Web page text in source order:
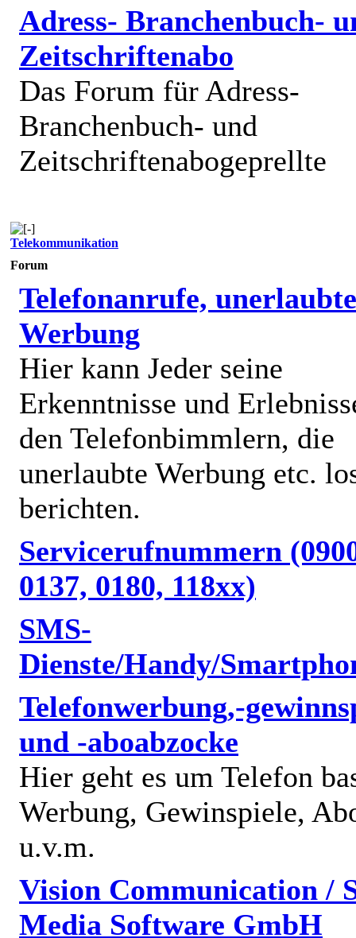
Adress- Branchenbuch-
Zeitschriftenabo
Das Forum für Adress-
Branchenbuch- und
Zeitschriftenabogeprellte
Telekommunikation
Forum
Telefonanrufe, unerlaubte
Werbung
Hier kann Jeder seine
Erkenntnisse und
den Telefonbimmlern, die
unerlaubte Werbung etc.
berichten.
Servicerufnummern
0137, 0180, 118xx)
SMS-
Dienste/Handy/
Telefonwerbung,-
und -aboabzocke
Hier geht es um Telefon
Werbung, Gewinspiele,
u.v.m.
Vision Communication /
Media Software GmbH